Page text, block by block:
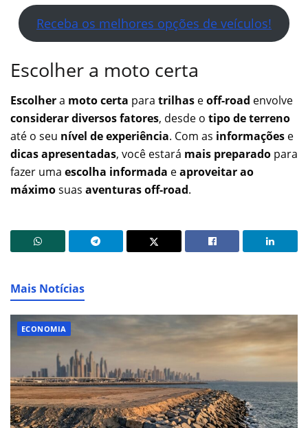
Receba os melhores opções de veículos!
Escolher a moto certa
Escolhera moto certa para trilhas eoff-road envolve
considerar diversos fatores, desde o tipo de terreno
até o seu nível de experiência. Com as informações e
dicas apresentadas, você estará mais preparado para
fazer uma escolha informada eaproveitar ao
máximosuas aventuras off-road.
Mais Notícias
ECONOMIA